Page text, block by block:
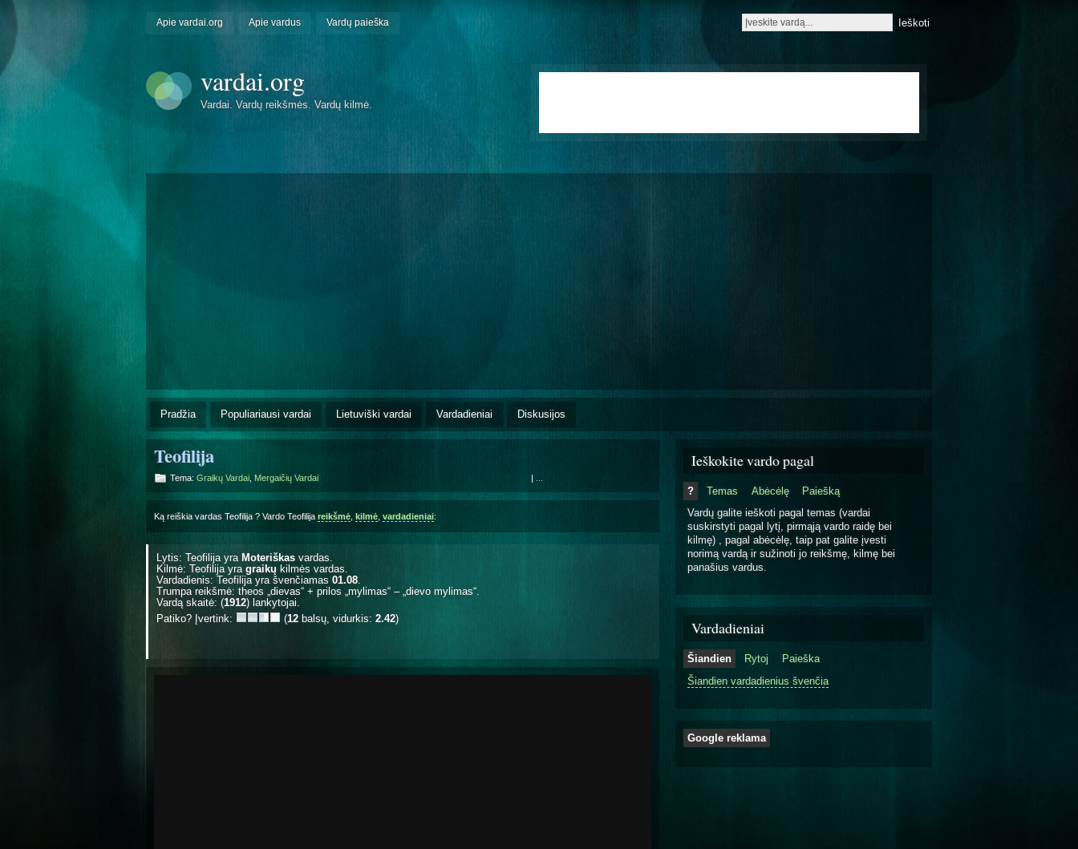
Apie vardai.org Apie vardus Vardų paieška
vardai.org
Vardai. Vardų reikšmės. Vardų kilmė.
Pradžia Populiariausi vardai Lietuviški vardai Vardadieniai Diskusijos
Teofilija
Tema: Graikų Vardai Mergaičių Vardai |
Ką reiškia vardas Teofilija ? Vardo Teofilija reikšmė kilmė vardadieniai:
Lytis: Teofilija yra Moteriškas vardas.
Kilmė: Teofilija yra graikų kilmės vardas.
Vardadienis: Teofilija yra švenčiamas 01.08
Trumpa reikšmė: theos „dievas“ + prilos „mylimas“ – „dievo mylimas“.
Vardą skaitė: (1912) lankytojai.
Patiko? Įvertink:
(12 balsų, vidurkis: 2.42)
Ieškokite vardo pagal
? Temas Abėcėlę
Paiešką
Vardų galite ieškoti pagal temas (vardai
suskirstyti pagal lytį, pirmąją vardo raidę bei
kilmę) , pagal abėcėlę, taip pat galite įvesti
norimą vardą ir sužinoti jo reikšmę, kilmę bei
panašius vardus.
Vardadieniai
Šiandien Rytoj
Paieška
Šiandien vardadienius švenčia
Google reklama